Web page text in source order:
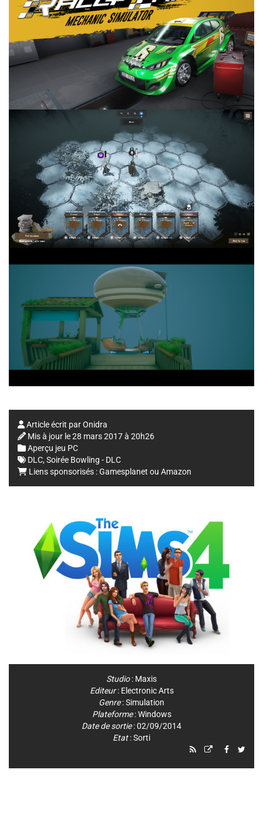
Article écrit parOnidra
Mis à jour le28 mars 2017 à 20h26
Aperçu jeu PC
DLC, Soirée Bowling - DLC
Liens sponsorisés :Gamesplanet ou Amazon
Studio: Maxis
Editeur: Electronic Arts
Genre:Simulation
Plateforme:Windows
Date de sortie: 02/09/2014
Etat: Sorti